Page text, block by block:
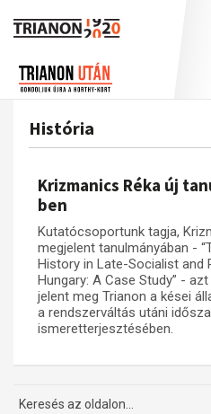
A
Galéria
Adatbázis
Menekültek
Visszhang
Publikációk
Kapcsolat
História
Krizmanics Réka új
ben
Kutatócsoportunk tagja,
megjelent tanulmányában -
History in Late-Socialist and
Hungary: A Case Study” -
jelent meg Trianon a kései
a rendszerváltás utáni
ismeretterjesztésében.